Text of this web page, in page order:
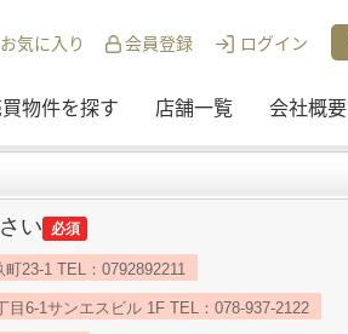
お気に入り 会員登録 ログイン
物件を探す 店舗一覧 会社概要
い 必須
23-1 TEL：0792892211
6-1サンエスビル 1F TEL：078-937-2122